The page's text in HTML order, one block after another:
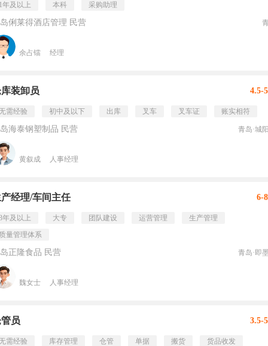
年及以上 本科 采购助理
俐莱得酒店管理 民营
余占镭 经理
装卸员 4.5-
需经验 初中及以下 出库 叉车 叉车证 账实相符
海泰钢塑制品 民营 青岛·城
黄叙成 人事经理
经理/车间主任 6-
年及以上 大专 团队建设 运营管理
生产管理
量管理体系
正隆食品 民营 青岛·即
魏女士 人事经理
员 3.5-
需经验 库存管理 仓管 单据 搬货 货品收发